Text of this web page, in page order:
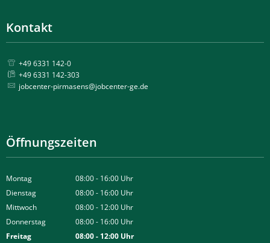
Kontakt
+49 6331 142-0
+49 6331 142-303
jobcenter-pirmasens@jobcenter-ge.de
Öffnungszeiten
Montag 08:00- 16:00 Uhr
Von 08:00 bis 16:00 Uhr
Dienstag 08:00- 16:00 Uhr
Von 08:00 bis 16:00 Uhr
Mittwoch 08:00- 12:00 Uhr
Von 08:00 bis 12:00 Uhr
Donnerstag 08:00- 16:00 Uhr
Von 08:00 bis 16:00 Uhr
Freitag 08:00- 12:00 Uhr